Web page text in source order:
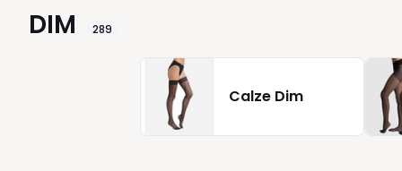
DIM 289
Calze Dim